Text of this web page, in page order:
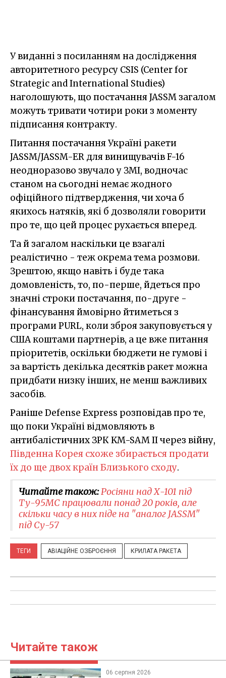
У виданні з посиланням на дослідження
авторитетного ресурсу CSIS (Center for
Strategic and International Studies)
наголошують, що постачання JASSM загалом
можуть тривати чотири роки з моменту
підписання контракту.
Питання постачання Україні ракети
JASSM/JASSM-ER для винищувачів F-16
неодноразово звучало у ЗМІ, водночас
станом на сьогодні немає жодного
офіційного підтвердження, чи хоча б
якихось натяків, які б дозволяли говорити
про те, що цей процес рухається вперед.
Та й загалом наскільки це взагалі
реалістично - теж окрема тема розмови.
Зрештою, якщо навіть і буде така
домовленість, то, по-перше, йдеться про
значні строки постачання, по-друге -
фінансування ймовірно йтиметься з
програми PURL, коли зброя закуповується у
США коштами партнерів, а це вже питання
пріоритетів, оскільки бюджети не гумові і
за вартість декілька десятків ракет можна
придбати низку інших, не менш важливих
засобів.
Раніше Defense Express розповідав про те,
що поки Україні відмовляють в
антибалістичних ЗРК KM-SAM II через війну,
Південна Корея схоже збирається продати
їх до ще двох країн Близького сходу.
Читайте також:Росіяни над Х-101 під
Ту-95МС працювали понад 20 років, але
скільки часу в них піде на "аналог JASSM"
під Су-57
ТЕГИ АВІАЦІЙНЕ ОЗБРОЄННЯ КРИЛАТА РАКЕТА
Читайте також
06 серпня 2026